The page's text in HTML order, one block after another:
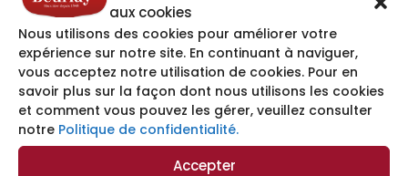
aux cookies
Nous utilisons des cookies pour améliorer votre
expérience sur notre site. En continuant à naviguer,
vous acceptez notre utilisation de cookies. Pour en
savoir plus sur la façon dont nous utilisons les cookies
et comment vous pouvez les gérer, veuillez consulter
notre Politique de confidentialité.
Accepter
INGRÉDIENTS
Ingrédients :